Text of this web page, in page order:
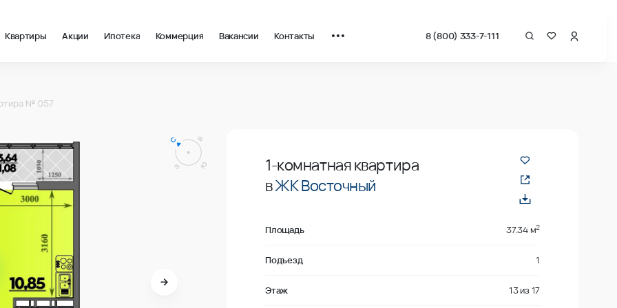
Квартиры Акции Ипотека Коммерция Вакансии Контакты 8 (800) 333-7-111
№ 057
1-комнатная квартира
вЖК Восточный
Площадь 37.34 м2
Подъезд 1
Этаж 13из 17